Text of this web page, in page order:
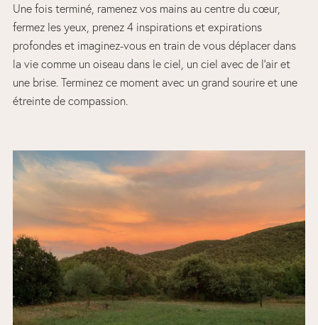
Une fois terminé, ramenez vos mains au centre du cœur,
fermez les yeux, prenez 4 inspirations et expirations
profondes et imaginez-vous en train de vous déplacer dans
la vie comme un oiseau dans le ciel, un ciel avec de l’air et
une brise. Terminez ce moment avec un grand sourire et une
étreinte de compassion.